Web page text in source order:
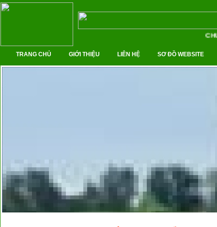
TRANG CHỦ GIỚI THIỆU LIÊN HỆ SƠ ĐỒ WEBSITE